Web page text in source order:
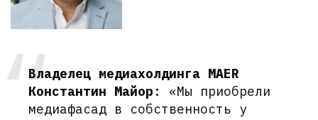
Владелец медиахолдинга MAER
Константин Майор : «Мы приобрели
медиафасад в собственность у